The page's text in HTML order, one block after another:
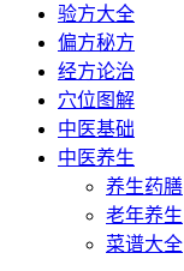
验方大全
偏方秘方
经方论治
穴位图解
中医基础
中医养生
养生药膳
老年养生
菜谱大全